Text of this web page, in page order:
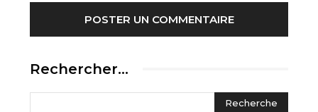
Rechercher…